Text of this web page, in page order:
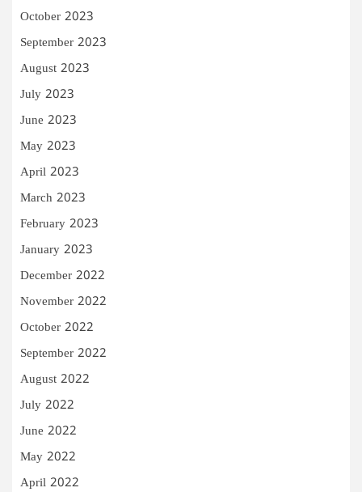
October 2023
September 2023
August 2023
July 2023
June 2023
May 2023
April 2023
March 2023
February 2023
January 2023
December 2022
November 2022
October 2022
September 2022
August 2022
July 2022
June 2022
May 2022
April 2022